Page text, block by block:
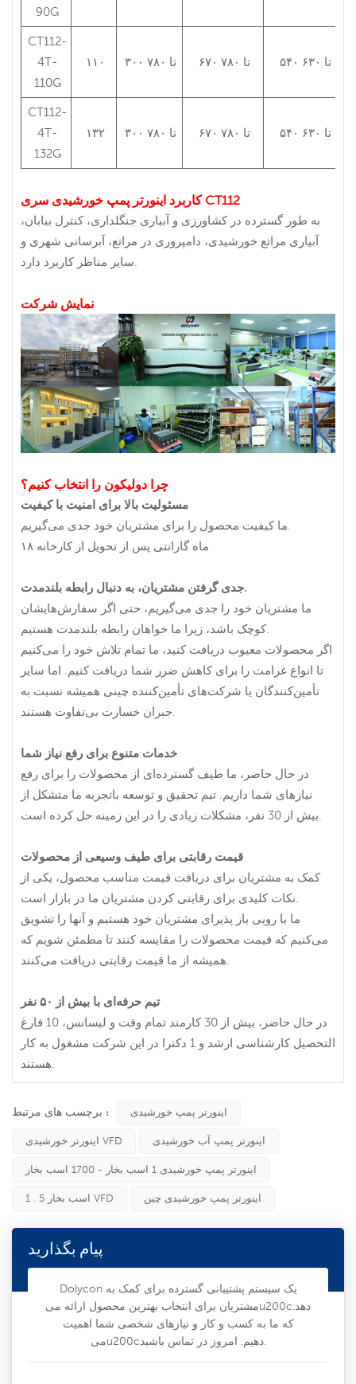
90G
CT112-
4T-
110G
۱۱۰ ۳۰۰ تا ۷۸۰ ۶۷۰ تا ۷۸۰ ۵۴۰ تا ۶۳۰
CT112-
4T-
132G
۱۳۲ ۳۰۰ تا ۷۸۰ ۶۷۰ تا ۷۸۰ ۵۴۰ تا ۶۳۰
کاربرد اینورتر پمپ خورشیدی سری CT112
به طور گسترده در کشاورزی و آبیاری جنگلداری، کنترل بیابان،
آبیاری مراتع خورشیدی، دامپروری در مراتع، آبرسانی شهری و
نمایش شرکت
چرا دولیکون را انتخاب کنیم؟
مسئولیت بالا برای امنیت با کیفیت
۱۸ ماه گارانتی پس از تحویل از کارخانه
جدی گرفتن مشتریان، به دنبال رابطه بلندمدت.
ما مشتریان خود را جدی می‌گیریم، حتی اگر سفارش‌هایشان
اگر محصولات معیوب دریافت کنید، ما تمام تلاش خود را می‌کنیم
تا انواع غرامت را برای کاهش ضرر شما دریافت کنیم. اما سایر
تأمین‌کنندگان یا شرکت‌های تأمین‌کننده چینی همیشه نسبت به
خدمات متنوع برای رفع نیاز شما
در حال حاضر، ما طیف گسترده‌ای از محصولات را برای رفع
نیازهای شما داریم. تیم تحقیق و توسعه باتجربه ما متشکل از
قیمت رقابتی برای طیف وسیعی از محصولات
کمک به مشتریان برای دریافت قیمت مناسب محصول، یکی از
ما با رویی باز پذیرای مشتریان خود هستیم و آنها را تشویق
می‌کنیم که قیمت محصولات را مقایسه کنند تا مطمئن شویم که
تیم حرفه‌ای با بیش از ۵۰ نفر
در حال حاضر، بیش از 30 کارمند تمام وقت و لیسانس، 10 فارغ
التحصیل کارشناسی ارشد و 1 دکترا در این شرکت مشغول به کار
برچسب های مرتبط : اینورتر پمپ خورشیدی
اینورتر خورشیدی VFD اینورتر پمپ آب خورشیدی
اینورتر پمپ خورشیدی 1 اسب بخار - 1700 اسب بخار
1 . 5 اسب بخار VFD اینورتر پمپ خورشیدی چین
پیام بگذارید
Dolycon یک سیستم پشتیبانی گسترده برای کمک به
مشتریان برای انتخاب بهترین محصول ارائه میu200cدهد.
که ما به کسب و کار و نیازهای شخصی شما اهمیت
میu200cدهیم. امروز در تماس باشید.